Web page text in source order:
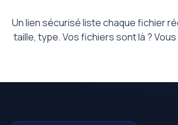
Un lien sécurisé liste chaque fichier
taille, type. Vos fichiers sont là ?